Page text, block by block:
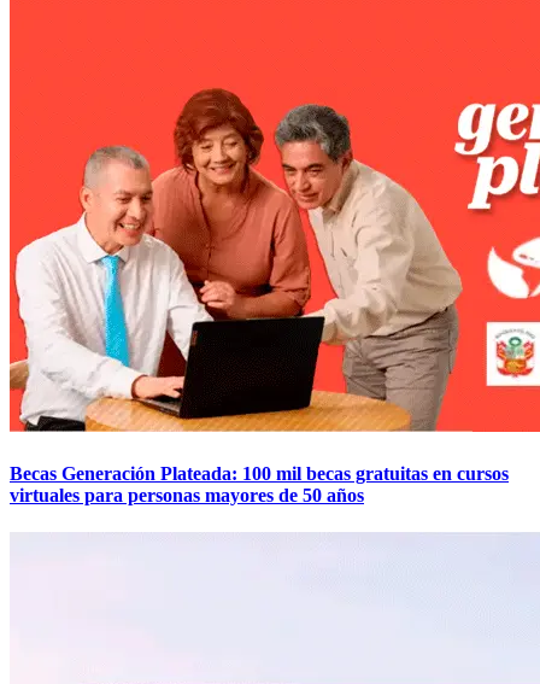
Becas Generación Plateada: 100 mil becas gratuitas en cursos
virtuales para personas mayores de 50 años